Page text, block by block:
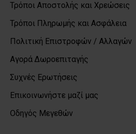
Τρόποι Αποστολής και Χρεώσεις
Τρόποι Πληρωμής και Ασφάλεια
Πολιτική Επιστροφών / Αλλαγών
Αγορά Δωροεπιταγής
Συχνές Ερωτήσεις
Επικοινωνήστε μαζί μας
Οδηγός Μεγεθών